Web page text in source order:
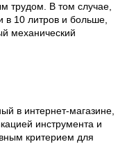
трудом. В том случае,
в 10 литров и больше,
механический
в интернет-магазине,
инструмента и
критерием для